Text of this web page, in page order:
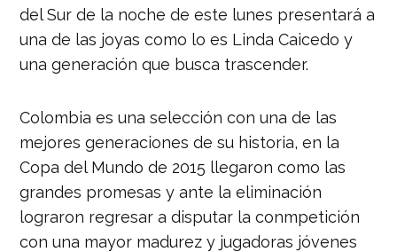
del Sur de la noche de este lunes presentará a
una de las joyas como lo es Linda Caicedo y
una generación que busca trascender.
Colombia es una selección con una de las
mejores generaciones de su historia, en la
Copa del Mundo de 2015 llegaron como las
grandes promesas y ante la eliminación
lograron regresar a disputar la conmpetición
con una mayor madurez y jugadoras jóvenes